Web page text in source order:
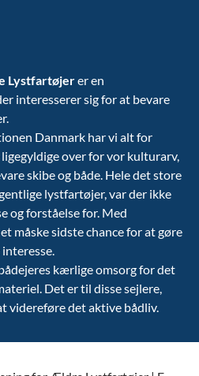
Lystfartøjerer en
interesserer sig for at bevare
Danmark har vi alt for
over for vor kulturarv,
skibe og både. Hele det store
lystfartøjer, var der ikke
og forståelse for. Med
måske sidste chance for at gøre
kærlige omsorg for det
Det er til disse sejlere,
videreføre det aktive bådliv.